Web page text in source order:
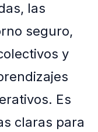
las
seguro,
y
Es
claras para